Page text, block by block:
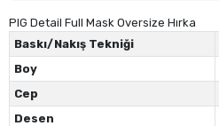
PIG Detail Full Mask Oversize Hırka
Baskı/Nakış Tekniği
Boy
Cep
Desen